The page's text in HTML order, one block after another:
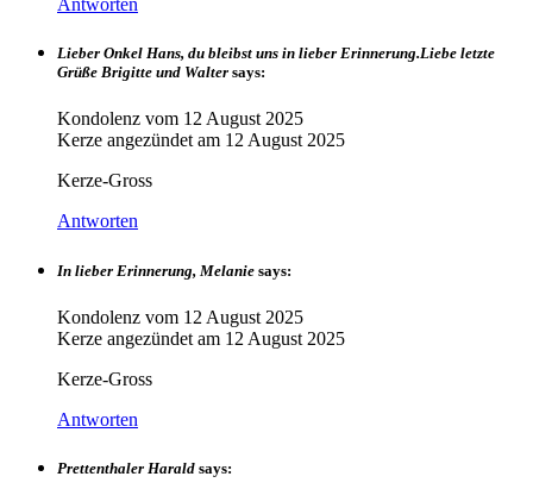
Antworten
Lieber Onkel Hans, du bleibst uns in lieber Erinnerung.Liebe letzte
Grüße Brigitte und Walter says:
Kondolenz vom 12 August 2025
Kerze angezündet am 12 August 2025
Kerze-Gross
Antworten
In lieber Erinnerung, Melanie says:
Kondolenz vom 12 August 2025
Kerze angezündet am 12 August 2025
Kerze-Gross
Antworten
Prettenthaler Harald says: